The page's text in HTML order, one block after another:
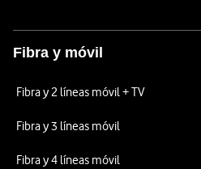
Fibra y móvil
Fibra y 2 líneas móvil + TV
Fibra y 3 líneas móvil
Fibra y 4 líneas móvil